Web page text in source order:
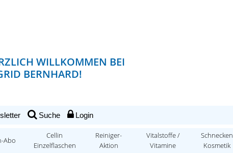
WILLKOMMEN BEI
BERNHARD!
Suche Login
Abo
Cellin
Einzelflaschen
Reiniger-
Aktion
Vitalstoffe /
Vitamine
Schnecken
Kosmetik